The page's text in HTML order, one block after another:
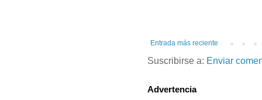
Entrada más reciente
Suscribirse a: Enviar
Advertencia